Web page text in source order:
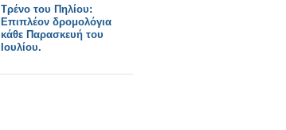
Τρένο του Πηλίου:
Επιπλέον δρομολόγια
κάθε Παρασκευή του
Ιουλίου.